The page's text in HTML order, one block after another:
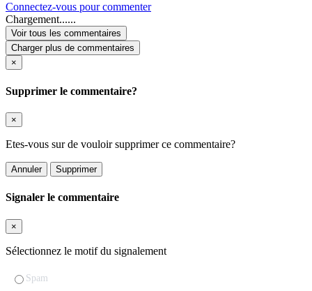
Connectez-vous pour commenter
Chargement......
Voir tous les commentaires
Charger plus de commentaires
×
Supprimer le commentaire?
×
Etes-vous sur de vouloir supprimer ce commentaire?
Annuler Supprimer
Signaler le commentaire
×
Sélectionnez le motif du signalement
Spam